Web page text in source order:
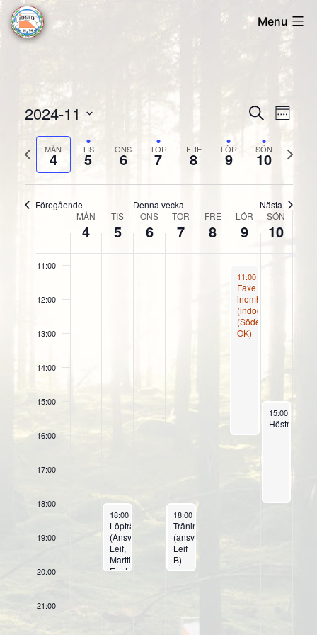
Skip
to
Menu
and
Views
Sök Vecka
2024-11
Välj
datum
Föregående
vecka
MÅN
4 TIS
5 ONS
6 TOR
7 FRE
8 LÖR
9 SÖN
10
Föregående Denna vecka Nästa
Vecka
Evenemang
MÅN
4
TIS
5
ONS
6
TOR
7
FRE
8
LÖR
9
SÖN
10
04:00
06:00
08:00
11:00
12:00
13:00
14:00
15:00
16:00
17:00
18:00
19:00
20:00
21:00
November 5, 2024
18:00
Löpträning
(Ansv.
Leif,
Martti,
Fredrik)
November 7, 2024
18:00
Träning
(ansv.
Leif
B)
+
Schema)
November 9, 2024
11:00
Faxe
inomhus
(indoor)
(Söderhamns
OK)
November
15:00 -
Höstmöte